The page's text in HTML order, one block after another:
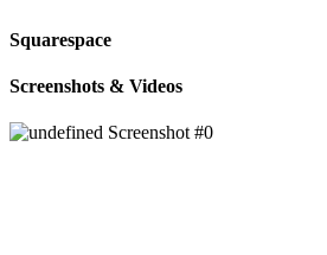
Squarespace
Screenshots & Videos